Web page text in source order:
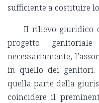
sufficiente a costituire lo
Il rilievo giuridico
progetto
necessariamente,
in quello dei genitori.
quella parte della
coincidere il